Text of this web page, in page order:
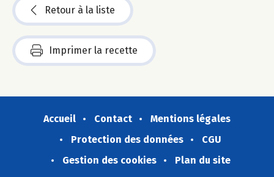
Retour à la liste
Imprimer la recette
Accueil Contact
Mentions légales
Protection des données
CGU
Gestion des cookies
Plan du site